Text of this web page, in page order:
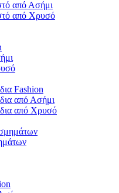
από Ασήμι
από Χρυσό
Fashion
από Ασήμι
από Χρυσό